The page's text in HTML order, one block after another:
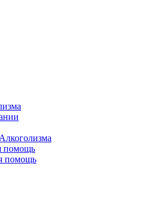
помощь
помощь